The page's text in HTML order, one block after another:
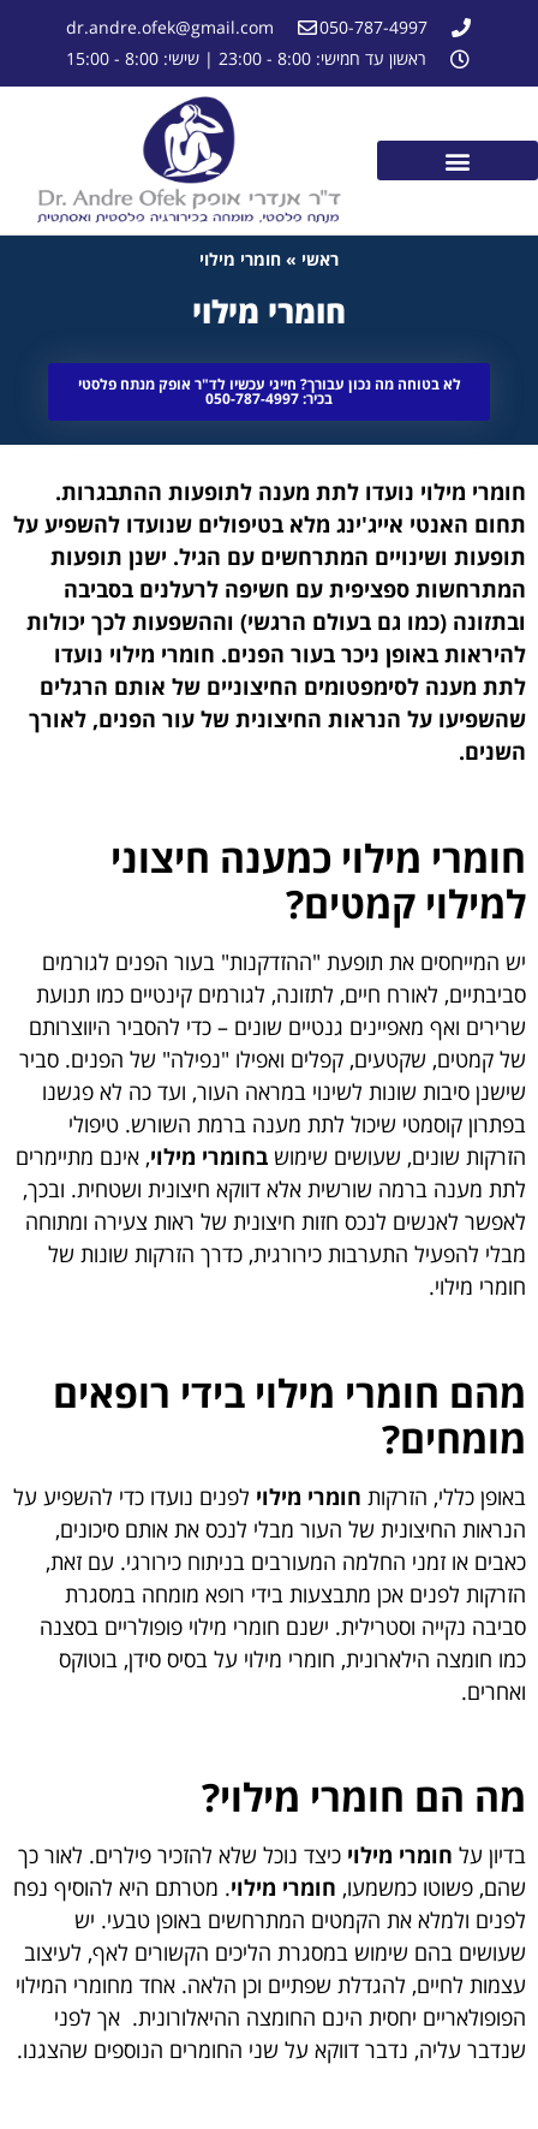
050-787-4997
dr.andre.ofek@gmail.com
ראשון עד חמישי: 8:00 - 23:00 | שישי: 8:00 - 15:00
ראשי » חומרי מילוי
חומרי מילוי
לא בטוחה מה נכון עבורך? חייגי עכשיו לד"ר אופק מנתח פלסטי
בכיר: 050-787-4997
חומרי מילוי נועדו לתת מענה לתופעות ההתבגרות.
תחום האנטי אייג'ינג מלא בטיפולים שנועדו להשפיע על
תופעות ושינויים המתרחשים עם הגיל. ישנן תופעות
המתרחשות ספציפית עם חשיפה לרעלנים בסביבה
ובתזונה (כמו גם בעולם הרגשי) וההשפעות לכך יכולות
להיראות באופן ניכר בעור הפנים. חומרי מילוי נועדו
לתת מענה לסימפטומים החיצוניים של אותם הרגלים
שהשפיעו על הנראות החיצונית של עור הפנים, לאורך
השנים.
חומרי מילוי כמענה חיצוני
למילוי קמטים?
יש המייחסים את תופעת "ההזדקנות" בעור הפנים לגורמים
סביבתיים, לאורח חיים, לתזונה, לגורמים קינטיים כמו תנועת
שרירים ואף מאפיינים גנטיים שונים – כדי להסביר היווצרותם
של קמטים, שקטעים, קפלים ואפילו "נפילה" של הפנים. סביר
שישנן סיבות שונות לשינוי במראה העור, ועד כה לא פגשנו
בפתרון קוסמטי שיכול לתת מענה ברמת השורש. טיפולי
הזרקות שונים, שעושים שימוש בחומרי מילוי, אינם מתיימרים
לתת מענה ברמה שורשית אלא דווקא חיצונית ושטחית. ובכך,
לאפשר לאנשים לנכס חזות חיצונית של ראות צעירה ומתוחה
מבלי להפעיל התערבות כירורגית, כדרך הזרקות שונות של
חומרי מילוי.
מהם חומרי מילוי בידי רופאים
מומחים?
באופן כללי, הזרקות חומרי מילוי לפנים נועדו כדי להשפיע על
הנראות החיצונית של העור מבלי לנכס את אותם סיכונים,
כאבים או זמני החלמה המעורבים בניתוח כירורגי. עם זאת,
הזרקות לפנים אכן מתבצעות בידי רופא מומחה במסגרת
סביבה נקייה וסטרילית. ישנם חומרי מילוי פופולריים בסצנה
כמו חומצה הילארונית, חומרי מילוי על בסיס סידן, בוטוקס
ואחרים.
מה הם חומרי מילוי?
בדיון על חומרי מילוי כיצד נוכל שלא להזכיר פילרים. לאור כך
שהם, פשוטו כמשמעו, חומרי מילוי. מטרתם היא להוסיף נפח
לפנים ולמלא את הקמטים המתרחשים באופן טבעי. יש
שעושים בהם שימוש במסגרת הליכים הקשורים לאף, לעיצוב
עצמות לחיים, להגדלת שפתיים וכן הלאה. אחד מחומרי המילוי
הפופולאריים יחסית הינם החומצה ההיאלורונית. אך לפני
שנדבר עליה, נדבר דווקא על שני החומרים הנוספים שהצגנו.